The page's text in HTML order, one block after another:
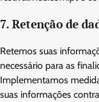
7. Retenção de
Retemos suas
necessário para as
Implementamos
suas informações